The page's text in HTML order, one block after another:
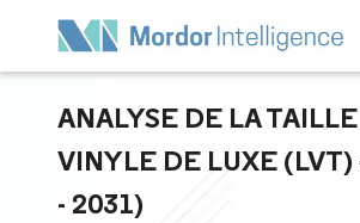
ANALYSE DE LA
VINYLE DE LUXE
- 2031)